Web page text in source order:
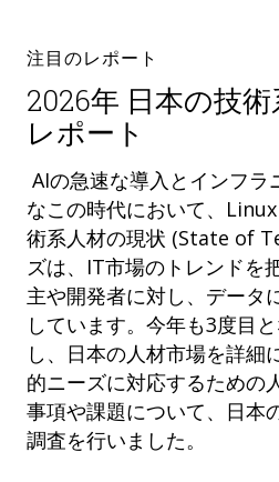
注目のレポート
2026年 日本の技
レポート
AIの急速な導入とインフラ
なこの時代において、
術系人材の現状 (State of
ズは、IT市場のトレンドを
主や開発者に対し、データ
しています。今年も3度目
し、日本の人材市場を詳細
的ニーズに対応するための
事項や課題について、日本
調査を行いました。